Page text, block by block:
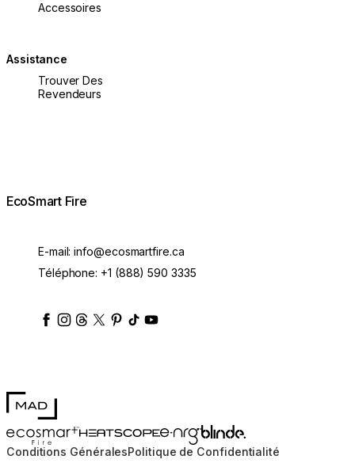
Accessoires
Assistance
Trouver Des
Revendeurs
EcoSmart Fire
E-mail:info@ecosmartfire.ca
Téléphone: +1 (888) 590 3335
ecosmartfire
ecosmartfire
ecosmartfire
ecosmartfire
ecosmartfire
ecosmartfire
ecosmartfires
MAD Design
EcoSmart FireHEATSCOPE® Heaters
e-NRG Bioethanol
Blinde Design
Conditions GénéralesPolitique de Confidentialité